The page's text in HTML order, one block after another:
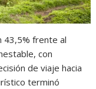
43,5% frente al
con
de viaje hacia
terminó